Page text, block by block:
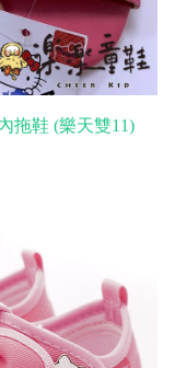
拖鞋 (樂天雙11)